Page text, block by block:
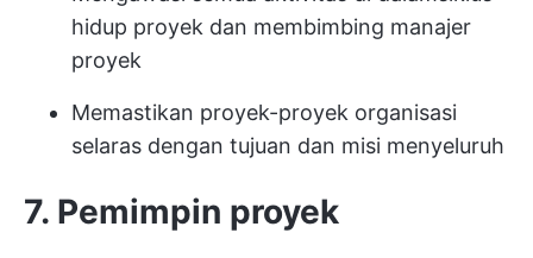
hidup proyek dan membimbing manajer
proyek
Memastikan proyek-proyek organisasi
selaras dengan tujuan dan misi menyeluruh
7. Pemimpin proyek